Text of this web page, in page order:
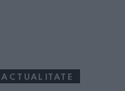
ACTUALITATE